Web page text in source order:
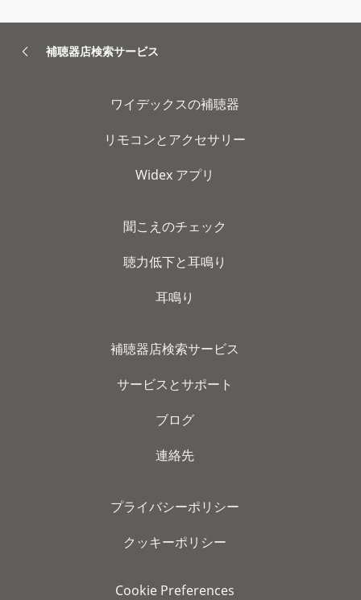
補聴器店検索サービス
ワイデックスの補聴器
リモコンとアクセサリー
Widex アプリ
聞こえのチェック
聴力低下と耳鳴り
耳鳴り
補聴器店検索サービス
サービスとサポート
ブログ
連絡先
プライバシーポリシー
クッキーポリシー
Cookie Preferences